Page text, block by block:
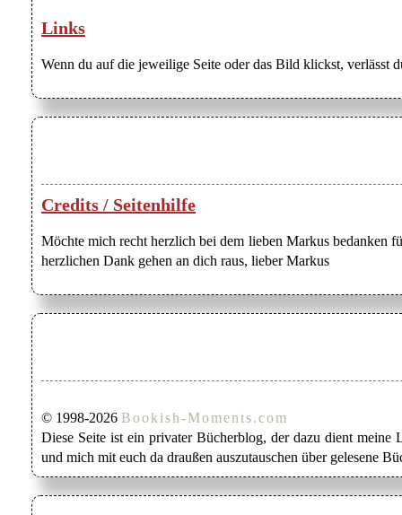
Links
Wenn du auf die jeweilige Seite oder das Bild klickst, verlässt
Credits / Seitenhilfe
Möchte mich recht herzlich bei dem lieben Markus bedanken
herzlichen Dank gehen an dich raus, lieber Markus
© 1998-2026 Bookish-Moments.com
Diese Seite ist ein privater Bücherblog, der dazu dient meine
und mich mit euch da draußen auszutauschen über gelesene